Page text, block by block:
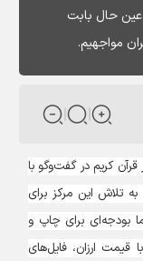
حال بابت
مواجهیم.
کریم در گفت‌وگو با
تلاش این مرکز برای
بودجه‌ای برای چاپ و
قیمت ارزان، فایل‌های